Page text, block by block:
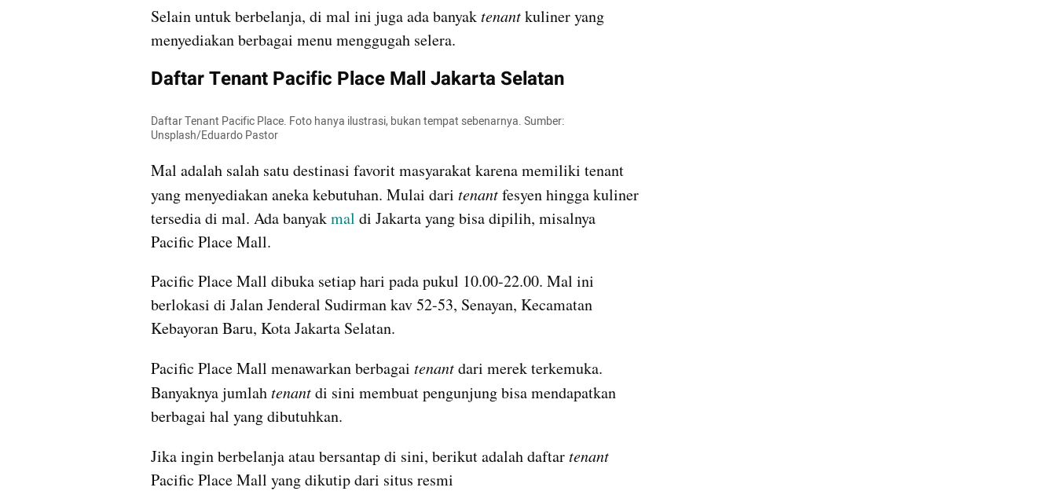
Selain untuk berbelanja, di mal ini juga ada banyak tenant kuliner yang
menyediakan berbagai menu menggugah selera.
Daftar Tenant Pacific Place Mall Jakarta Selatan
Daftar Tenant Pacific Place. Foto hanya ilustrasi, bukan tempat sebenarnya. Sumber:
Unsplash/Eduardo Pastor
Mal adalah salah satu destinasi favorit masyarakat karena memiliki tenant
yang menyediakan aneka kebutuhan. Mulai dari tenant fesyen hingga kuliner
tersedia di mal. Ada banyak mal di Jakarta yang bisa dipilih, misalnya
Pacific Place Mall.
Pacific Place Mall dibuka setiap hari pada pukul 10.00-22.00. Mal ini
berlokasi di Jalan Jenderal Sudirman kav 52-53, Senayan, Kecamatan
Kebayoran Baru, Kota Jakarta Selatan.
Pacific Place Mall menawarkan berbagai tenant dari merek terkemuka.
Banyaknya jumlah tenant di sini membuat pengunjung bisa mendapatkan
berbagai hal yang dibutuhkan.
Jika ingin berbelanja atau bersantap di sini, berikut adalah daftar
Pacific Place Mall yang dikutip dari situs resmi